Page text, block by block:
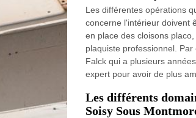
Les différentes opérations
concerne l'intérieur doivent
en place des cloisons
plaquiste professionnel.
Falck qui a plusieurs
expert pour avoir de plus
Les différents
Soisy Sous